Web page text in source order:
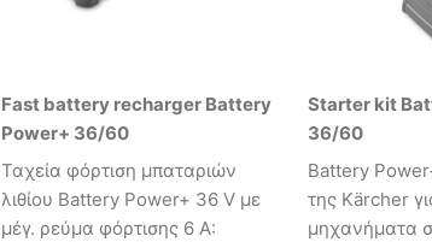
Fast battery recharger Battery
Power+ 36/60
Ταχεία φόρτιση μπαταριών
λιθίου Battery Power+ 36 V με
μέγ. ρεύμα φόρτισης 6 A:
Starter kit
36/60
Battery
της Kärcher
μηχανήματα